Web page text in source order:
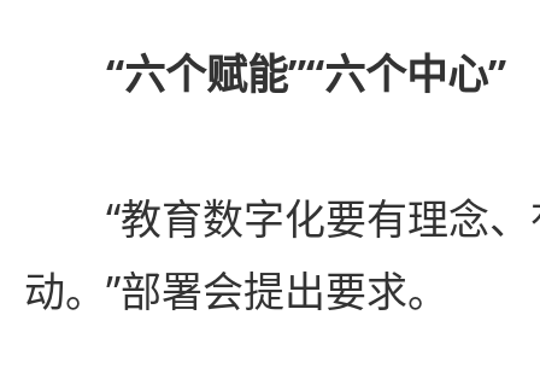
“六个赋能”“六个中心”
“教育数字化要有理念、
动。”部署会提出要求。